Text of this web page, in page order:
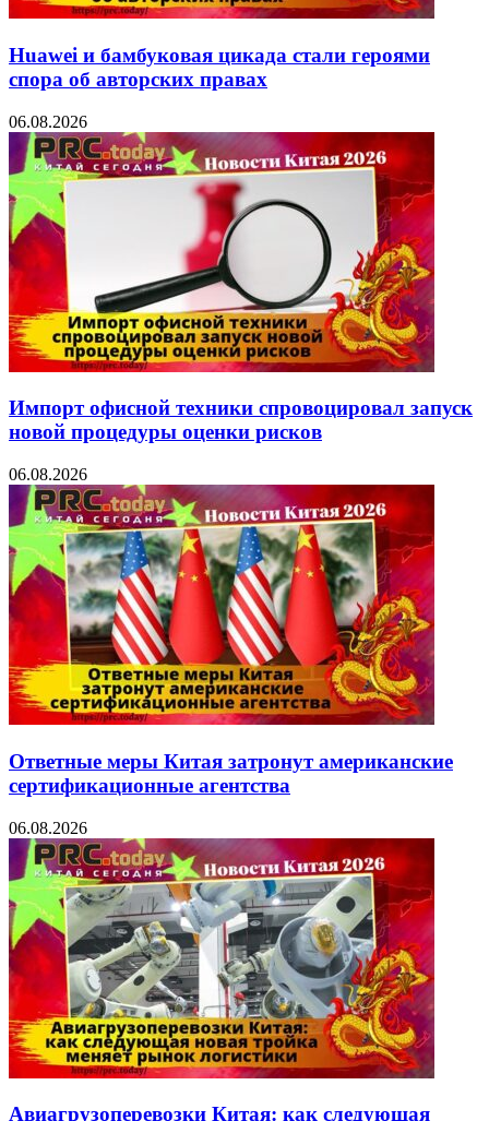
Huawei и бамбуковая цикада стали героями
спора об авторских правах
06.08.2026
Импорт офисной техники спровоцировал запуск
новой процедуры оценки рисков
06.08.2026
Ответные меры Китая затронут американские
сертификационные агентства
06.08.2026
Авиагрузоперевозки Китая: как следующая